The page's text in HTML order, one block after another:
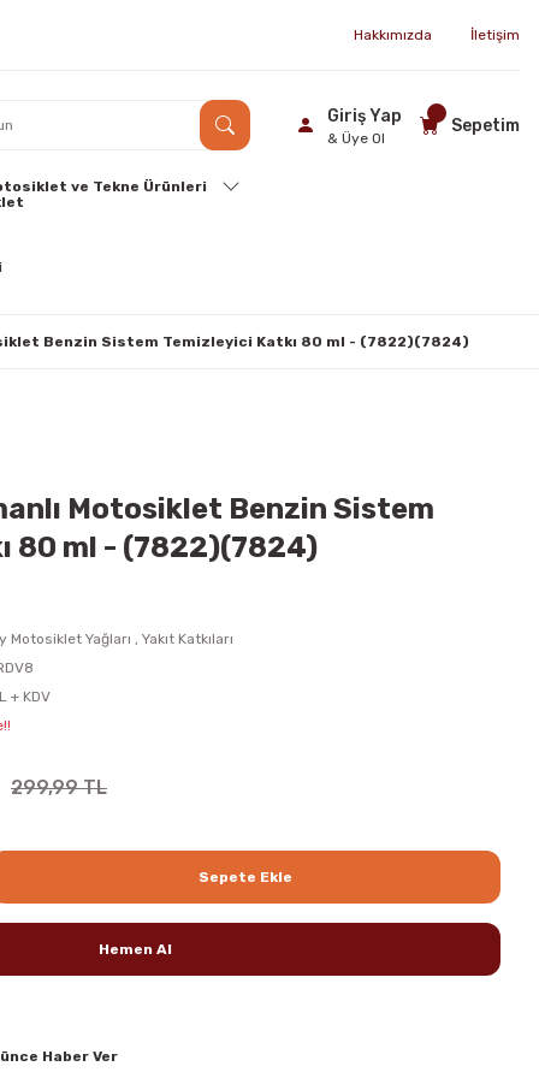
Hakkımızda İletişim
Giriş Yap
& Üye Ol
Sepetim
ve Tekne Ürünleri
Benzin Sistem Temizleyici Katkı 80 ml - (7822)(7824)
Motosiklet Benzin Sistem
80 ml - (7822)(7824)
Motosiklet Yağları , Yakıt Katkıları
+ KDV
299,99 TL
Sepete Ekle
Hemen Al
Haber Ver